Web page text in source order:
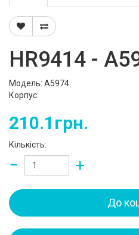
HR9414 -
Модель: A5974
Корпус:
210.1грн.
Кількість:
− +
До